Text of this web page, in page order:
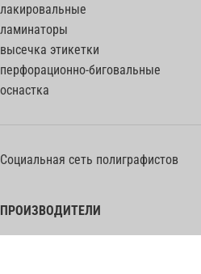
лакировальные
ламинаторы
высечка этикетки
перфорационно-биговальные
оснастка
Социальная сеть полиграфистов
ПРОИЗВОДИТЕЛИ